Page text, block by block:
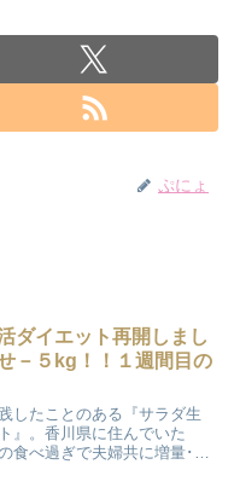
ぷにょ
ダイエット再開しまし
－５kg！！１週間目の
したことのある『サラダ生
』。香川県に住んでいた
食べ過ぎで夫婦共に増量･･･